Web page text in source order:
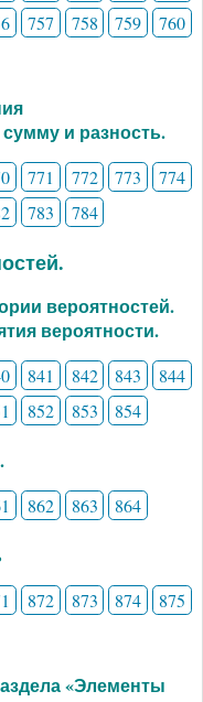
757 758 759
760
и разность.
771 772 773
774
783 784
вероятностей.
вероятности.
841 842 843
844
852 853 854
862 863 864
872 873 874
875
«Элементы